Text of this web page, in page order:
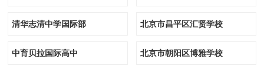
清华志清中学国际部 北京市昌平区汇贤学校
中育贝拉国际高中 北京市朝阳区博雅学校